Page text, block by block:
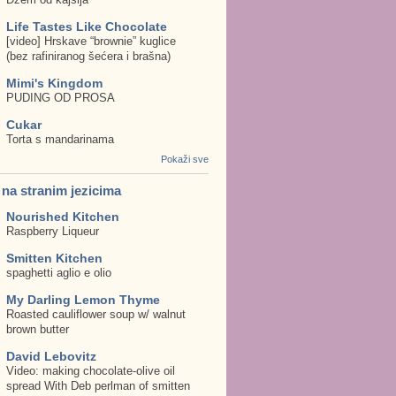
Life Tastes Like Chocolate
[video] Hrskave “brownie” kuglice
(bez rafiniranog šećera i brašna)
Mimi's Kingdom
PUDING OD PROSA
Cukar
Torta s mandarinama
Pokaži sve
na stranim jezicima
Nourished Kitchen
Raspberry Liqueur
Smitten Kitchen
spaghetti aglio e olio
My Darling Lemon Thyme
Roasted cauliflower soup w/ walnut
brown butter
David Lebovitz
Video: making chocolate-olive oil
spread With Deb perlman of smitten